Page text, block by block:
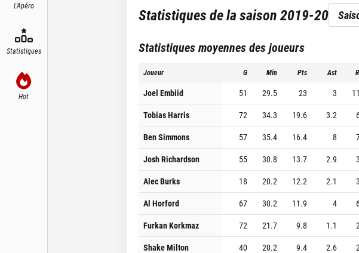
L'Apéro
Statistiques
Hot
Statistiques de la saison2019-20
Statistiques moyennes des joueurs
Joueur G Min Pts Ast
Joel Embiid 51 29.5 23 3
Tobias Harris
72 34.3 19.6 3.2
Ben Simmons
57 35.4 16.4 8
Josh Richardson
55 30.8 13.7 2.9
Alec Burks
18 20.2 12.2 2.1
Al Horford
67 30.2 11.9 4
Furkan Korkmaz
72 21.7 9.8 1.1
Shake Milton
40 20.2 9.4 2.6